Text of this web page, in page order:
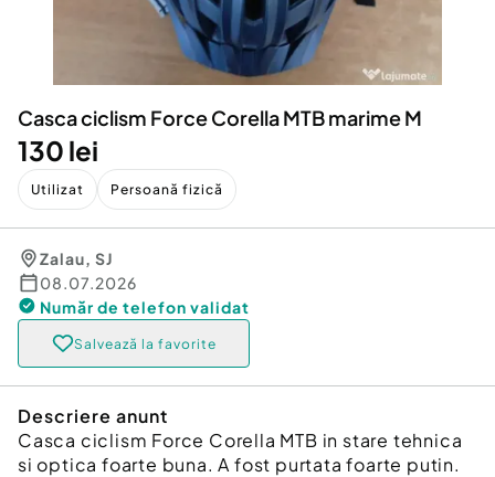
Animale de companie
Afaceri și echipamente profesionale
Inchiriere Bunuri si Vehicule
Utilaje agricole si industriale
Piese auto si accesorii
Casca ciclism Force Corella MTB marime M
130 lei
Utilizat Persoană fizică
Zalau, SJ
08.07.2026
Număr de telefon validat
Salvează la favorite
Descriere anunt
Casca ciclism Force Corella MTB in stare tehnica
si optica foarte buna. A fost purtata foarte putin.